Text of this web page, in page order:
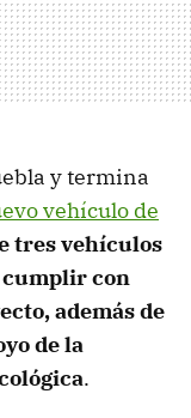
y termina
vehículo de
tres vehículos
cumplir con
además de
de la
.